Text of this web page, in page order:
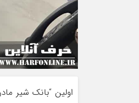
اولین “بانک شیر